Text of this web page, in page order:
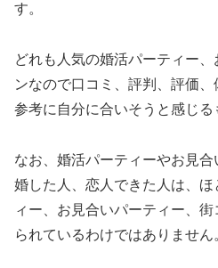
す。
どれも人気の婚活パーティー
ンなので口コミ、評判、評価
参考に自分に合いそうと感じる
なお、婚活パーティーやお見
婚した人、恋人できた人は、
ィー、お見合いパーティー、
られているわけではありません